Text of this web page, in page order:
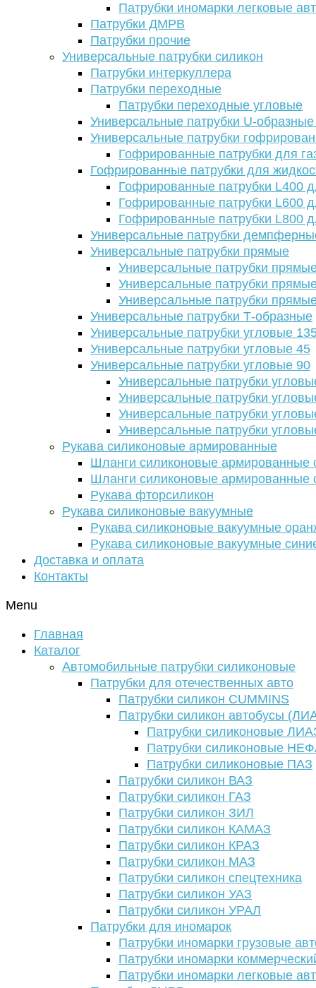
Патрубки иномарки легковые
Патрубки ДМРВ
Патрубки прочие
Универсальные патрубки силикон
Патрубки интеркуллера
Патрубки переходные
Патрубки переходные угловые
Универсальные патрубки U-
Универсальные патрубки
Гофрированные патрубки для
Гофрированные патрубки для
Гофрированные патрубки L400
Гофрированные патрубки L600
Гофрированные патрубки L800
Универсальные патрубки
Универсальные патрубки прямые
Универсальные патрубки
Универсальные патрубки
Универсальные патрубки
Универсальные патрубки Т-образные
Универсальные патрубки угловые
Универсальные патрубки угловые 45
Универсальные патрубки угловые 90
Универсальные патрубки
Универсальные патрубки
Универсальные патрубки
Универсальные патрубки
Рукава силиконовые армированные
Шланги силиконовые армированные
Шланги силиконовые армированные
Рукава фторсиликон
Рукава силиконовые вакуумные
Рукава силиконовые вакуумные
Рукава силиконовые вакуумные
Доставка и оплата
Контакты
Menu
Главная
Каталог
Автомобильные патрубки силиконовые
Патрубки для отечественных авто
Патрубки силикон CUMMINS
Патрубки силикон автобусы
Патрубки силиконовые
Патрубки силиконовые
Патрубки силиконовые ПАЗ
Патрубки силикон ВАЗ
Патрубки силикон ГАЗ
Патрубки силикон ЗИЛ
Патрубки силикон КАМАЗ
Патрубки силикон КРАЗ
Патрубки силикон МАЗ
Патрубки силикон спецтехника
Патрубки силикон УАЗ
Патрубки силикон УРАЛ
Патрубки для иномарок
Патрубки иномарки грузовые
Патрубки иномарки
Патрубки иномарки легковые